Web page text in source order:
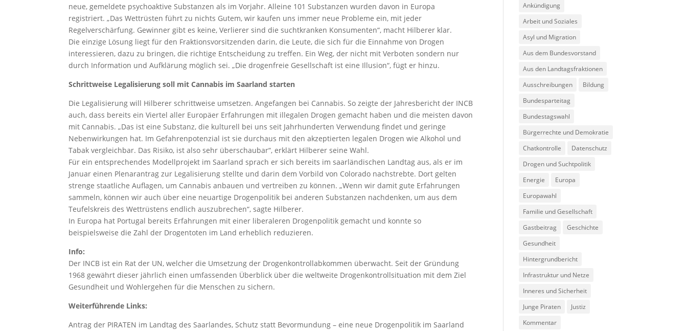
neue, gemeldete psychoaktive Substanzen als im Vorjahr. Alleine 101 Substanzen wurden davon in Europa
registriert. „Das Wettrüsten führt zu nichts Gutem, wir kaufen uns immer neue Probleme ein, mit jeder
Regelverschärfung. Gewinner gibt es keine, Verlierer sind die suchtkranken Konsumenten“, macht Hilberer klar.
Die einzige Lösung liegt für den Fraktionsvorsitzenden darin, die Leute, die sich für die Einnahme von Drogen
interessieren, dazu zu bringen, die richtige Entscheidung zu treffen. Ein Weg, der nicht mit Verboten sondern nur
durch Information und Aufklärung möglich sei. „Die drogenfreie Gesellschaft ist eine Illusion“, fügt er hinzu.
Schrittweise Legalisierung soll mit Cannabis im Saarland starten
Die Legalisierung will Hilberer schrittweise umsetzen. Angefangen bei Cannabis. So zeigte der Jahresbericht der INCB
auch, dass bereits ein Viertel aller Europäer Erfahrungen mit illegalen Drogen gemacht haben und die meisten davon
mit Cannabis. „Das ist eine Substanz, die kulturell bei uns seit Jahrhunderten Verwendung findet und geringe
Nebenwirkungen hat. Im Gefahrenpotenzial ist sie durchaus mit den akzeptierten legalen Drogen wie Alkohol und
Tabak vergleichbar. Das Risiko, ist also sehr überschaubar“, erklärt Hilberer seine Wahl.
Für ein entsprechendes Modellprojekt im Saarland sprach er sich bereits im saarländischen Landtag aus, als er im
Januar einen Plenarantrag zur Legalisierung stellte und darin dem Vorbild von Colorado nachstrebte. Dort gelten
strenge staatliche Auflagen, um Cannabis anbauen und vertreiben zu können. „Wenn wir damit gute Erfahrungen
sammeln, können wir auch über eine neuartige Drogenpolitik bei anderen Substanzen nachdenken, um aus dem
Teufelskreis des Wettrüstens endlich auszubrechen“, sagte Hilberer.
In Europa hat Portugal bereits Erfahrungen mit einer liberaleren Drogenpolitik gemacht und konnte so
beispielsweise die Zahl der Drogentoten im Land erheblich reduzieren.
Info:
Der INCB ist ein Rat der UN, welcher die Umsetzung der Drogenkontrollabkommen überwacht. Seit der Gründung
1968 gewährt dieser jährlich einen umfassenden Überblick über die weltweite Drogenkontrollsituation mit dem Ziel
Gesundheit und Wohlergehen für die Menschen zu sichern.
Weiterführende Links:
Antrag der PIRATEN im Landtag des Saarlandes, Schutz statt Bevormundung – eine neue Drogenpolitik im Saarland
Ankündigung
Arbeit und Soziales
Asyl und Migration
Aus dem Bundesvorstand
Aus den Landtagsfraktionen
Ausschreibungen
Bildung
Bundesparteitag
Bundestagswahl
Bürgerrechte und Demokratie
Chatkontrolle
Datenschutz
Drogen und Suchtpolitik
Energie
Europa
Europawahl
Familie und Gesellschaft
Gastbeitrag
Geschichte
Gesundheit
Hintergrundbericht
Infrastruktur und Netze
Inneres und Sicherheit
Junge Piraten
Justiz
Kommentar